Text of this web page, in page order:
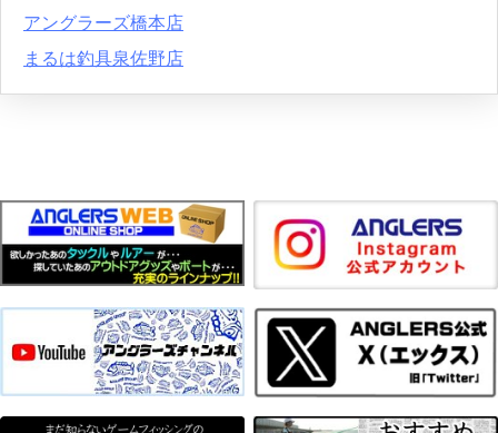
アングラーズ橋本店
まるは釣具泉佐野店